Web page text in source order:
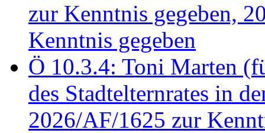
zur Kenntnis gegeben,
Kenntnis gegeben
Ö 10.3.4: Toni Marten
des Stadtelternrates in
2026/AF/1625 zur